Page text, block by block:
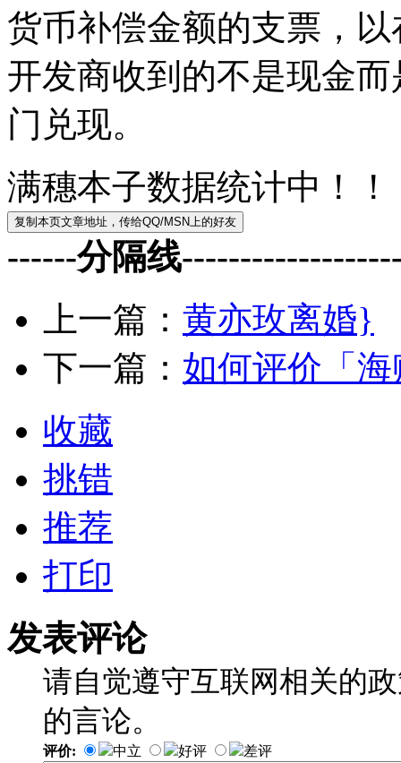
货币补偿金额的支票，
开发商收到的不是现金
门兑现。
满穗本子数据统计中！！
------分隔线
上一篇： 黄亦玫离婚}
下一篇： 如何评价「
收藏
挑错
推荐
打印
发表评论
请自觉遵守互联网相关的
的言论。
评价: 中立 好评 差评